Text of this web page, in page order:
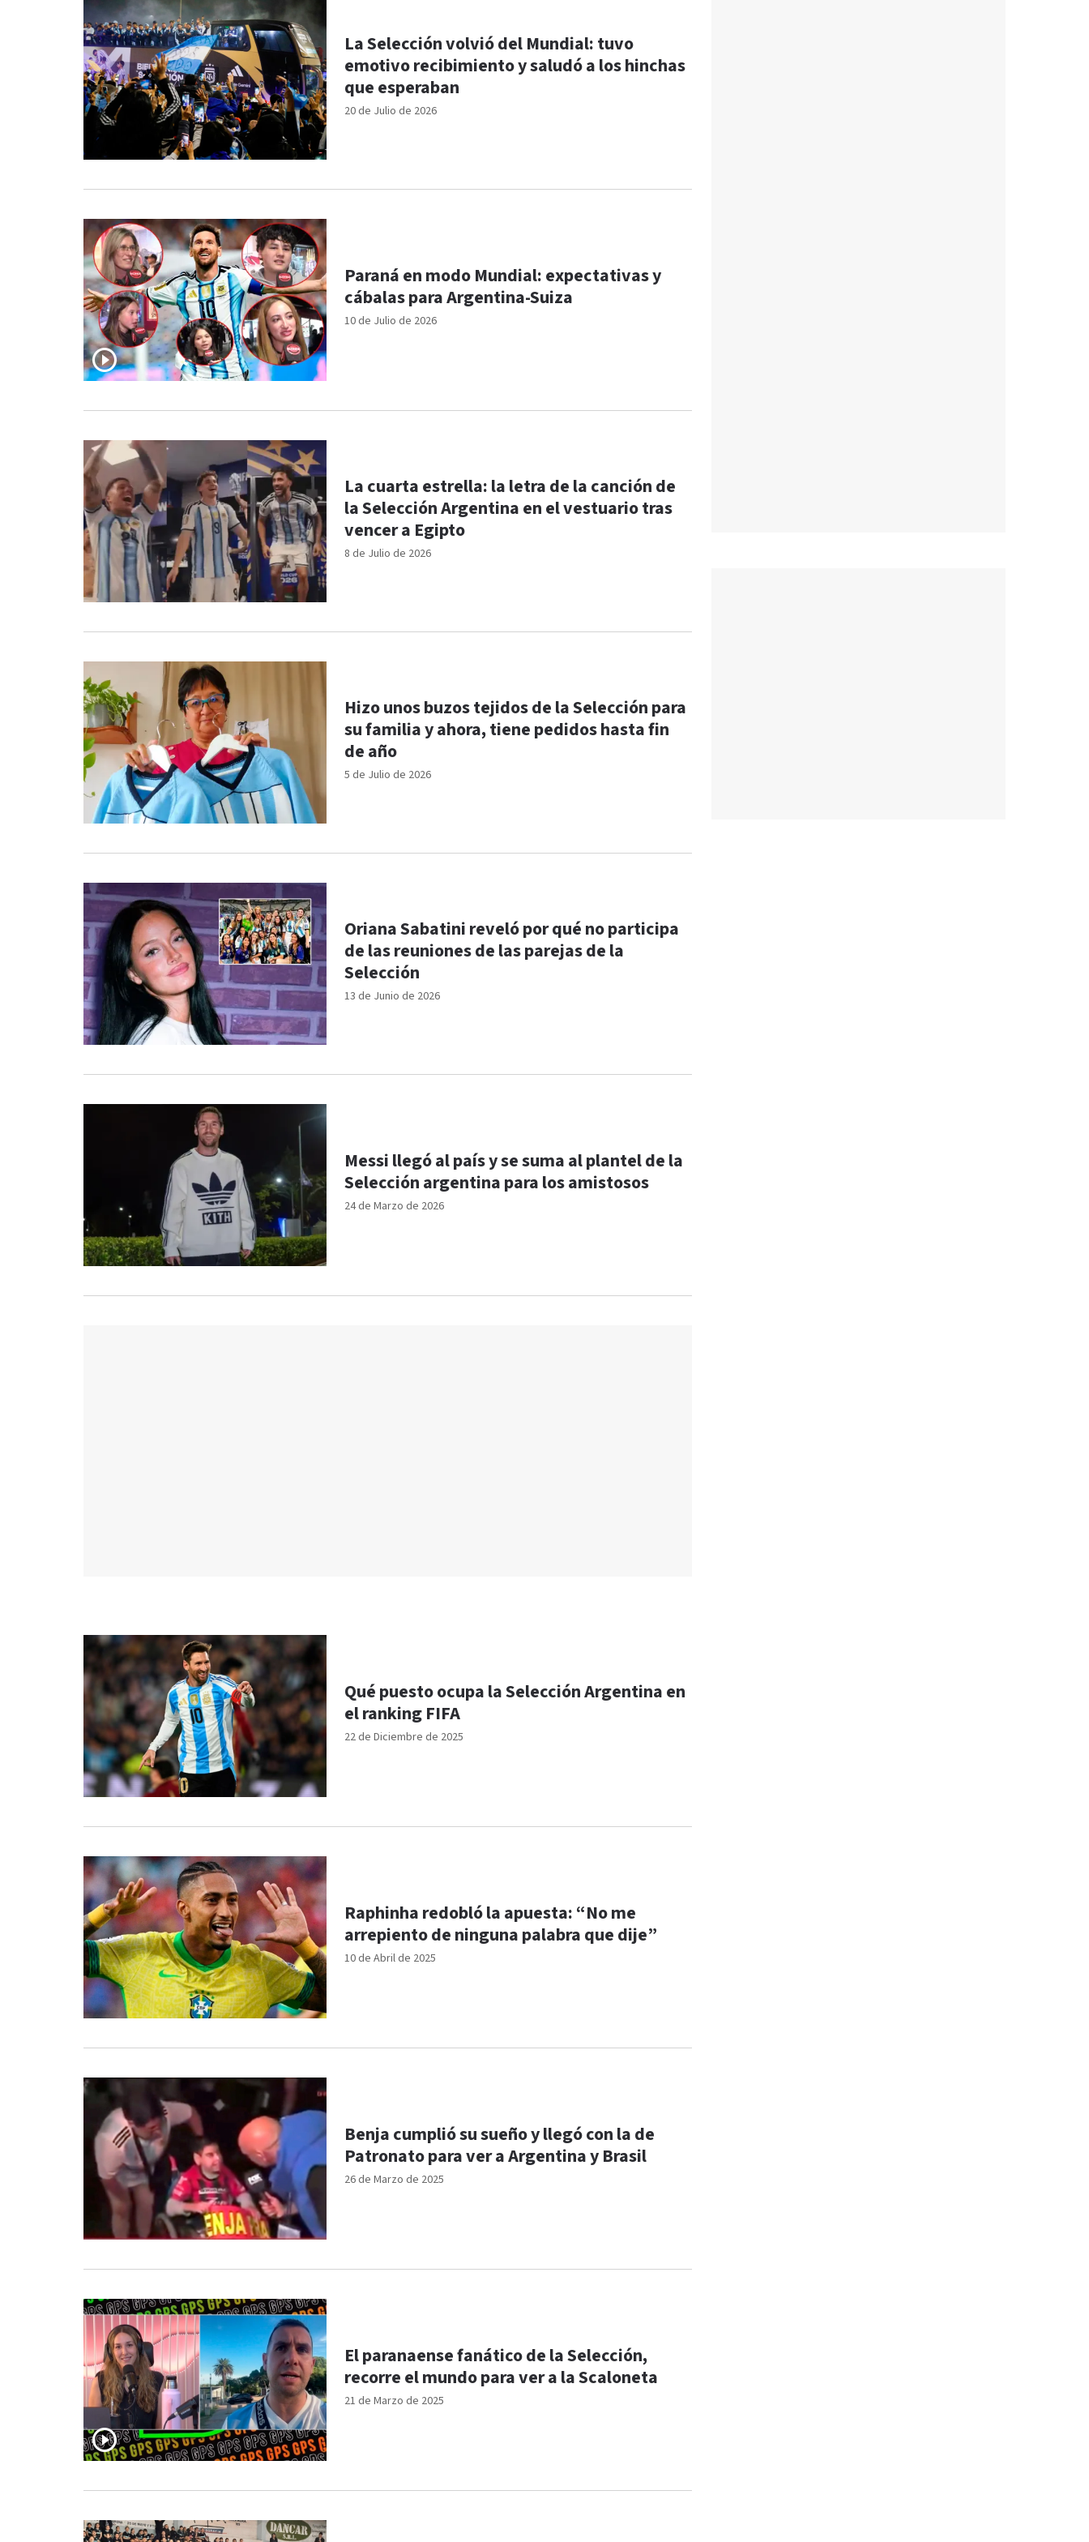
20 de Julio de 2026
La Selección volvió del Mundial: tuvo
emotivo recibimiento y saludó a los hinchas
que esperaban
10 de Julio de 2026
Paraná en modo Mundial: expectativas y
cábalas para Argentina-Suiza
8 de Julio de 2026
La cuarta estrella: la letra de la canción de
la Selección Argentina en el vestuario tras
vencer a Egipto
5 de Julio de 2026
Hizo unos buzos tejidos de la Selección para
su familia y ahora, tiene pedidos hasta fin
de año
13 de Junio de 2026
Oriana Sabatini reveló por qué no participa
de las reuniones de las parejas de la
Selección
24 de Marzo de 2026
Messi llegó al país y se suma al plantel de la
Selección argentina para los amistosos
22 de Diciembre de 2025
Qué puesto ocupa la Selección Argentina en
el ranking FIFA
10 de Abril de 2025
Raphinha redobló la apuesta: “No me
arrepiento de ninguna palabra que dije”
26 de Marzo de 2025
Benja cumplió su sueño y llegó con la de
Patronato para ver a Argentina y Brasil
21 de Marzo de 2025
El paranaense fanático de la Selección,
recorre el mundo para ver a la Scaloneta